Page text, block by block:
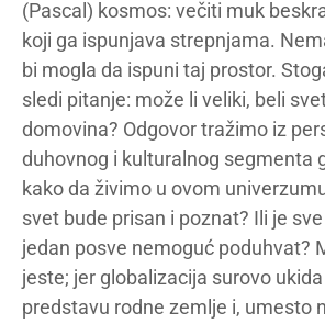
(Pascal) kosmos: večiti muk
koji ga ispunjava strepnjama.
bi mogla da ispuni taj prostor.
sledi pitanje: može li veliki, beli
domovina? Odgovor tražimo iz
duhovnog i kulturalnog segmenta
kako da živimo u ovom
svet bude prisan i poznat? Ili je
jedan posve nemoguć poduhvat?
jeste; jer globalizacija surovo
predstavu rodne zemlje i, umesto